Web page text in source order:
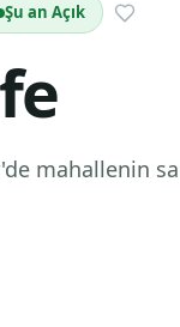
Şu an Açık
mahallenin